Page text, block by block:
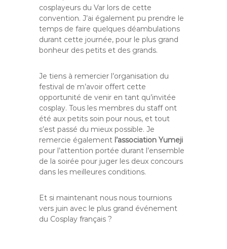
cosplayeurs du Var lors de cette
convention. J’ai également pu prendre le
temps de faire quelques déambulations
durant cette journée, pour le plus grand
bonheur des petits et des grands.
Je tiens à remercier l’organisation du
festival de m’avoir offert cette
opportunité de venir en tant qu’invitée
cosplay. Tous les membres du staff ont
été aux petits soin pour nous, et tout
s’est passé du mieux possible. Je
remercie également l’association Yumeji
pour l’attention portée durant l’ensemble
de la soirée pour juger les deux concours
dans les meilleures conditions.
Et si maintenant nous nous tournions
vers juin avec le plus grand événement
du Cosplay français ?